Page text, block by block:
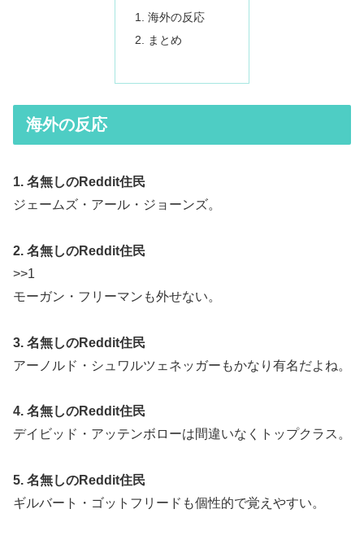
海外の反応
まとめ
海外の反応
1. 名無しのReddit住民
ジェームズ・アール・ジョーンズ。
2. 名無しのReddit住民
>>1
モーガン・フリーマンも外せない。
3. 名無しのReddit住民
アーノルド・シュワルツェネッガーもかなり有名だよね。
4. 名無しのReddit住民
デイビッド・アッテンボローは間違いなくトップクラス。
5. 名無しのReddit住民
ギルバート・ゴットフリードも個性的で覚えやすい。